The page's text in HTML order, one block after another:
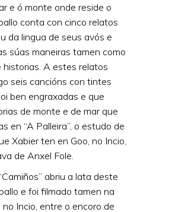
e ó monte onde reside o
conta con cinco relatos
da lingua de seus avós e
súas maneiras tamen como
historias. A estes relatos
seis cancións con tintes
ben engraxadas e que
de monte e de mar que
en “A Palleira”, o estudo de
Xabier ten en Goo, no Incio,
de Anxel Fole.
abriu a lata deste
e foi filmado tamen na
no Incio, entre o encoro de